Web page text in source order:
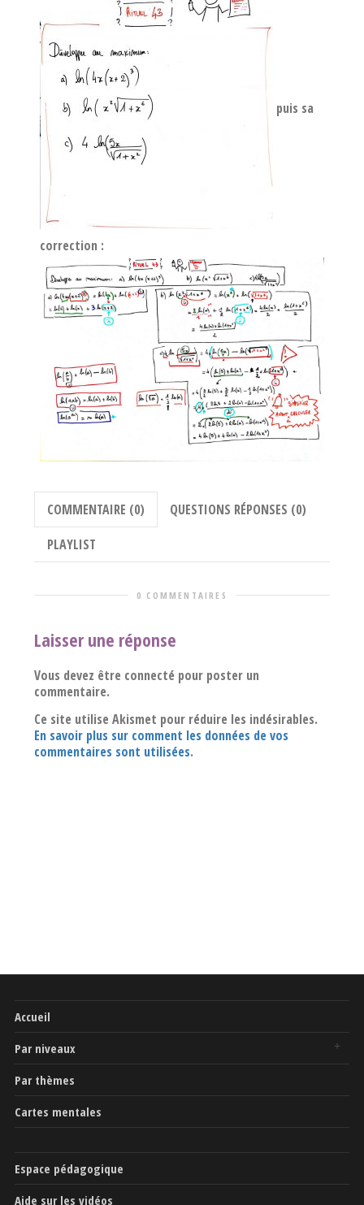
puis sa
correction :
COMMENTAIRE (0)
QUESTIONS RÉPONSES (0)
PLAYLIST
0 COMMENTAIRES
Laisser une réponse
Vous devez être connecté pour poster un
commentaire.
Ce site utilise Akismet pour réduire les indésirables.
En savoir plus sur comment les données de vos
commentaires sont utilisées.
Accueil
Par niveaux
Par thèmes
Cartes mentales
Espace pédagogique
Aide sur les vidéos